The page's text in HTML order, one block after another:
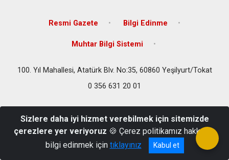
Resmi Gazete Bilgi Edinme
Muhtar Bilgi Sistemi
100. Yıl Mahallesi, Atatürk Blv. No:35, 60860 Yeşilyurt/Tokat
0 356 631 20 01
Sizlere daha iyi hizmet verebilmek için sitemizde
çerezlere yer veriyoruz 🍪 Çerez politikamız hakkında
bilgi edinmek için tıklayınız Kabul et